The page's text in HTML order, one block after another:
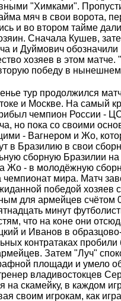
"Химками".
мяч в свои ворота,
и во втором тайме
Сначала Кушев,
и Дуймович обозначили
хозяев в этом матче.
победу в
тур продолжился
и Москве. На самый
чемпион России -
но пока со своими
- Вагнером и Жо,
в Бразилию в свои
сборную Бразилии на
Жо - в молодёжную
чемпионат мира. Матч
победой хозяев с
для армейцев счётом
минут
что на коне они
и Иванов в
контратаках
Затем "Луч"
площади и умело
владивостокцев
на скамейку, в каждом
своим игрокам, как